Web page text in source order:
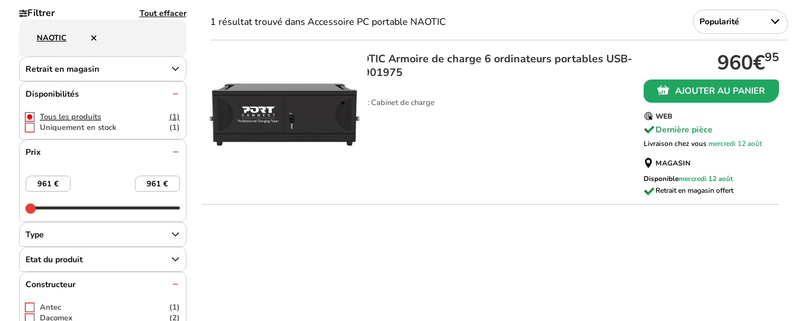
Filtrer Tout effacer
NAOTIC
Retrait en magasin
Disponibilités
Tous les produits
(1)
Uniquement en stock
(1)
Prix
Type
Etat du produit
Constructeur
Antec
(1)
Dacomex
(2)
1 résultat trouvé dans Accessoire PC portable NAOTIC
NAOTICArmoire de charge 6 ordinateurs portables USB-
C - 901975
Type : Cabinet de charge
960€95
AJOUTER AU PANIER
WEB
Dernière pièce
Livraison chez vousmercredi 12 août
MAGASIN
Disponiblemercredi 12 août